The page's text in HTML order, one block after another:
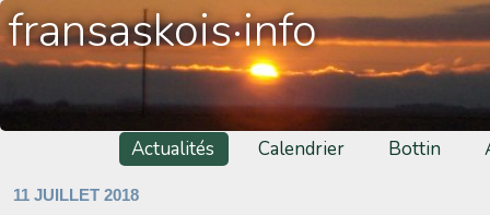
fransaskois·info
Actualités Calendrier Bottin
11 JUILLET 2018